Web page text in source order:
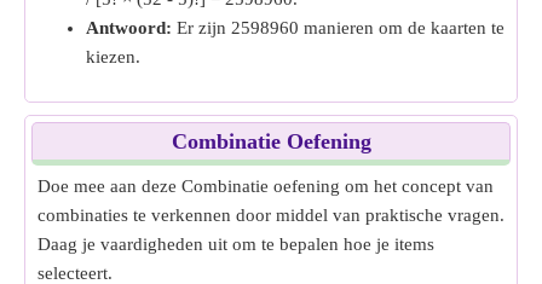
Antwoord: Er zijn 2598960 manieren om de kaarten te
kiezen.
Combinatie Oefening
Doe mee aan deze Combinatie oefening om het concept van
combinaties te verkennen door middel van praktische vragen.
Daag je vaardigheden uit om te bepalen hoe je items
selecteert.